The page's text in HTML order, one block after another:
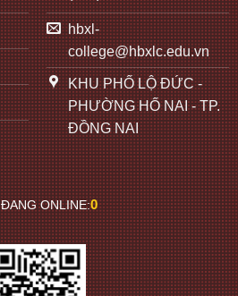
hbxl-
college@hbxlc.edu.vn
KHU PHỐ LỘ ĐỨC -
PHƯỜNG HỐ NAI - TP.
ĐỒNG NAI
ĐANG ONLINE:0